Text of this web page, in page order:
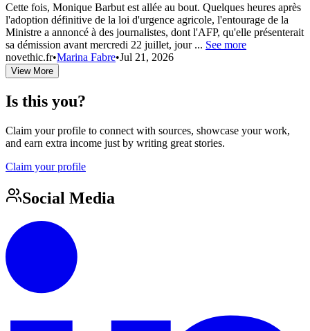
Cette fois, Monique Barbut est allée au bout. Quelques heures après
l'adoption définitive de la loi d'urgence agricole, l'entourage de la
Ministre a annoncé à des journalistes, dont l'AFP, qu'elle présenterait
sa démission avant mercredi 22 juillet, jour ... See more
novethic.fr•Marina Fabre•Jul 21, 2026
View More
Is this you?
Claim your profile to connect with sources, showcase your work,
and earn extra income just by writing great stories.
Claim your profile
Social Media